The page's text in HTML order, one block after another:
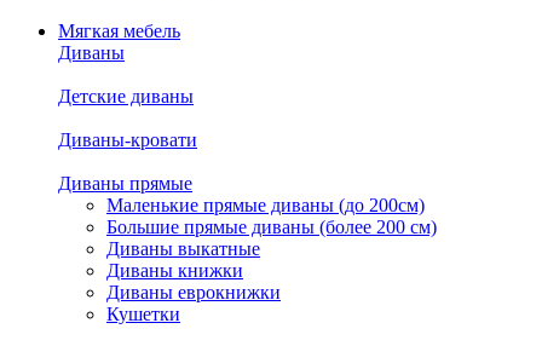
Мягкая мебель
Диваны
Детские диваны
Диваны-кровати
Диваны прямые
Маленькие прямые диваны (до 200см)
Большие прямые диваны (более 200 см)
Диваны выкатные
Диваны книжки
Диваны еврокнижки
Кушетки